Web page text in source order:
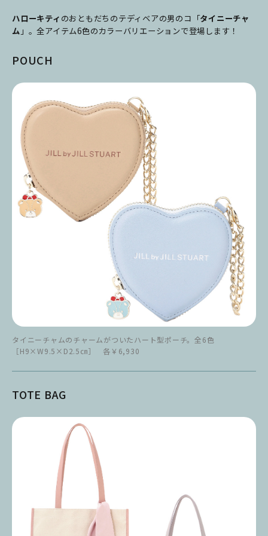
ハローキティ のおともだちのテディベアの男のコ「タイニーチャ
ム 」。全アイテム6色のカラーバリエーションで登場します！
POUCH
タイニーチャムのチャームがついたハート型ポーチ。全6色
［H9×W9.5×D2.5㎝］ 各￥6,930
TOTE BAG